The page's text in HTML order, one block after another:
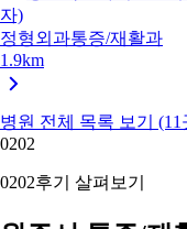
자)
정형외과통증/재활과
1.9km
병원 전체 목록 보기 (11
0202
0202후기 살펴보기